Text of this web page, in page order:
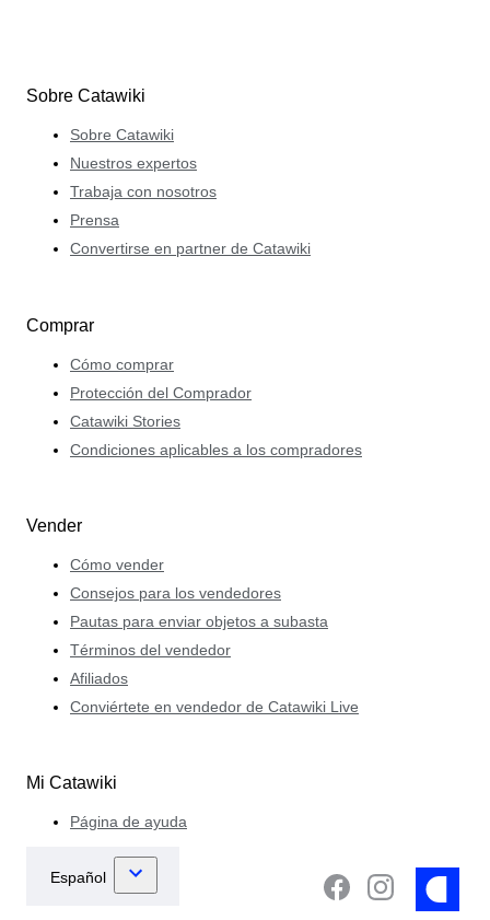
Sobre Catawiki
Sobre Catawiki
Nuestros expertos
Trabaja con nosotros
Prensa
Convertirse en partner de Catawiki
Comprar
Cómo comprar
Protección del Comprador
Catawiki Stories
Condiciones aplicables a los compradores
Vender
Cómo vender
Consejos para los vendedores
Pautas para enviar objetos a subasta
Términos del vendedor
Afiliados
Conviértete en vendedor de Catawiki Live
Mi Catawiki
Página de ayuda